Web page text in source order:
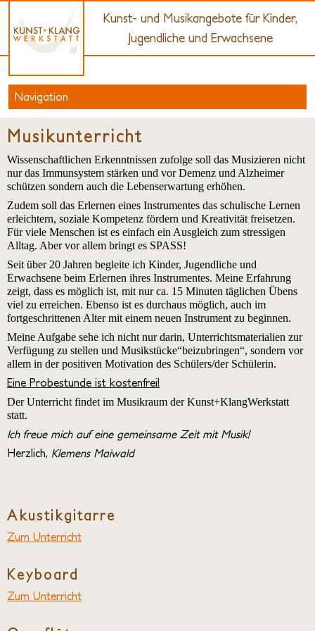
Kunst- und Musikangebote für Kinder,
Jugendliche und Erwachsene
Navigation
Musikunterricht
Akustikgitarre
Keyboard
Kunstkurse
Für Erwachsene
Für Kinder
Workshops/Ferien
Ferienprogramm
Workshops
Kreative Geburtstage
Kontakt
Startseite
Über uns
Fotogalerie
Projekte
Ausstellungen
Links
Honig
Musikunterricht
Wissenschaftlichen Erkenntnissen zufolge soll das Musizieren nicht
nur das Immunsystem stärken und vor Demenz und Alzheimer
schützen sondern auch die Lebenserwartung erhöhen.
Zudem soll das Erlernen eines Instrumentes das schulische Lernen
erleichtern, soziale Kompetenz fördern und Kreativität freisetzen.
Für viele Menschen ist es einfach ein Ausgleich zum stressigen
Alltag. Aber vor allem bringt es SPASS!
Seit über 20 Jahren begleite ich Kinder, Jugendliche und
Erwachsene beim Erlernen ihres Instrumentes. Meine Erfahrung
zeigt, dass es möglich ist, mit nur ca. 15 Minuten täglichen Übens
viel zu erreichen. Ebenso ist es durchaus möglich, auch im
fortgeschrittenen Alter mit einem neuen Instrument zu beginnen.
Meine Aufgabe sehe ich nicht nur darin, Unterrichtsmaterialien zur
Verfügung zu stellen und Musikstücke“beizubringen“, sondern vor
allem in der positiven Motivation des Schülers/der Schülerin.
Eine Probestunde ist kostenfrei!
Der Unterricht findet im Musikraum der Kunst+KlangWerkstatt
statt.
Ich freue mich auf eine gemeinsame Zeit mit Musik!
Herzlich, Klemens Maiwald
Akustikgitarre
Zum Unterricht
Keyboard
Zum Unterricht